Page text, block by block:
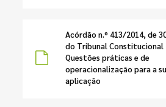
Acórdão n.º 413/2014, de
do Tribunal Constitucional
Questões práticas e de
operacionalização para a
aplicação